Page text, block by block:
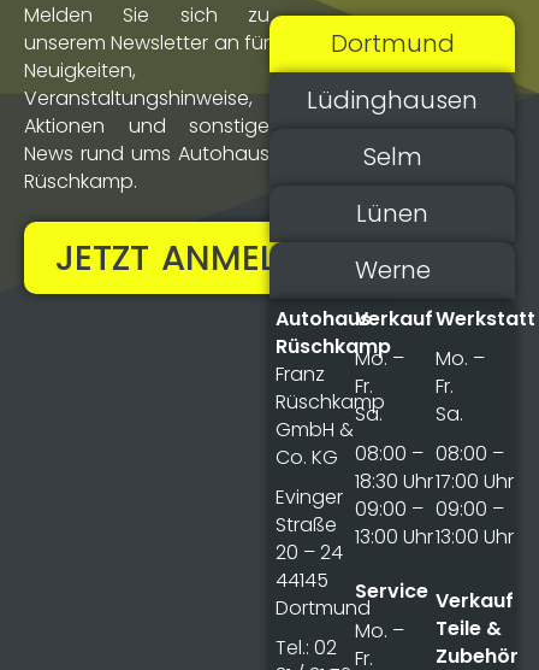
Melden Sie sich zu
unserem Newsletter an für
Neuigkeiten,
Veranstaltungs­hinweise,
Aktionen und sonstige
News rund ums Autohaus
Rüschkamp.
JETZT ANMELDEN!
Dortmund
Lüdinghausen
Selm
Lünen
Werne
Autohaus
Rüschkamp
Franz
Rüschkamp
GmbH &
Co. KG
Evinger
Straße
20 – 24
44145
Dortmund
Tel.: 02
Verkauf
Mo. –
Fr.
Sa.
08:00 –
18:30 Uhr
09:00 –
13:00 Uhr
Service
Mo. –
Fr.
Werkstatt
Mo. –
Fr.
Sa.
08:00 –
17:00 Uhr
09:00 –
13:00 Uhr
Verkauf
Teile &
Zubehör